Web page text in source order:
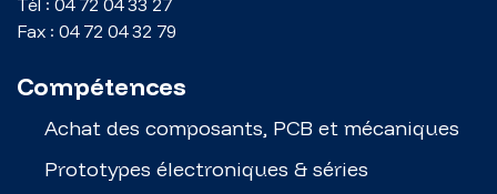
Fax : 04 72 04 32 79
Compétences
Achat des composants, PCB et mécaniques
Prototypes électroniques & séries